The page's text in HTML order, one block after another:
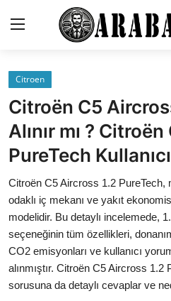
İletişim
Genel
Karşılaştırmalar
Testler
Markalar
Motosiklet
Öneriler
Citroen
Citroën C5
Alınır mı ?
PureTech
Citroën C5 Aircross 1.2 PureTech,
odaklı iç mekanı ve yakıt
modelidir. Bu detaylı incelemede,
seçeneğinin tüm özellikleri,
CO2 emisyonları ve kullanıcı
alınmıştır. Citroën C5 Aircross 1.2
sorusuna da detaylı cevaplar ve